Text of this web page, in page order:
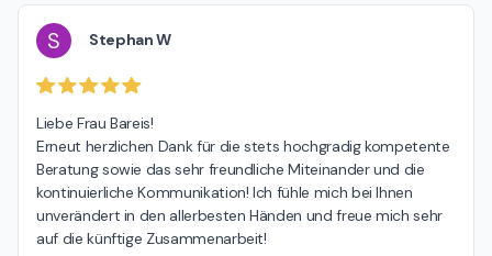
S Stephan W
Liebe Frau Bareis!
Erneut herzlichen Dank für die stets hochgradig kompetente
Beratung sowie das sehr freundliche Miteinander und die
kontinuierliche Kommunikation! Ich fühle mich bei Ihnen
unverändert in den allerbesten Händen und freue mich sehr
auf die künftige Zusammenarbeit!